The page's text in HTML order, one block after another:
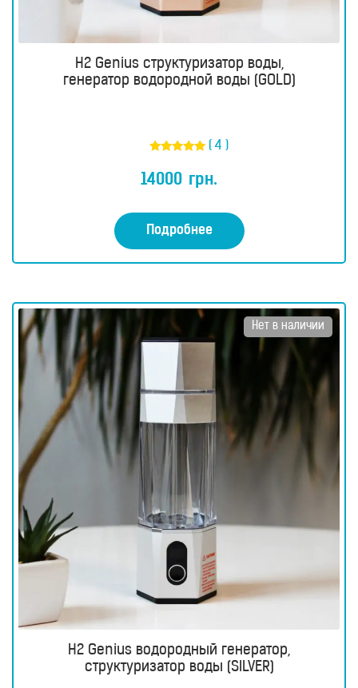
H2 Genius структуризатор воды,
генератор водородной воды (GOLD)
5.00
из 5
( 4 )
14000 грн.
Подробнее
Нет в наличии
H2 Genius водородный генератор,
структуризатор воды (SILVER)